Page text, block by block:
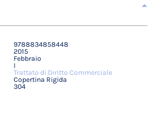
9788834858448
2015
Febbraio
I
Trattato di Diritto Commerciale
Copertina Rigida
304